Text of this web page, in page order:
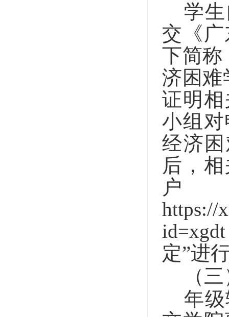
学
交《
下简称
济困难
证明
小组
经济
后，
https://
定”进
（
年